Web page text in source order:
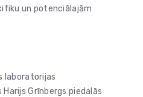
un potenciālajām
laboratorijas
Grīnbergs piedalās